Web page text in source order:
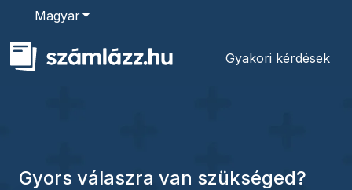
MagyarAlmenü megjelenítése fordításokhoz
Gyakori kérdések
Gyors válaszra van szükséged?